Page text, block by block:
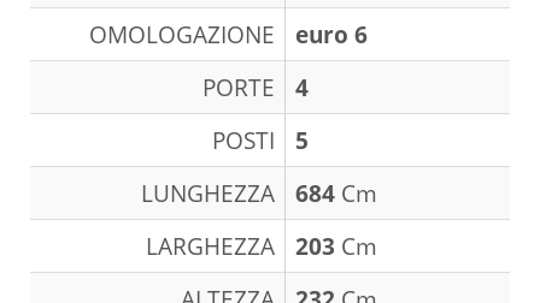
OMOLOGAZIONE
euro 6
PORTE
4
POSTI
5
LUNGHEZZA
684 Cm
LARGHEZZA
203 Cm